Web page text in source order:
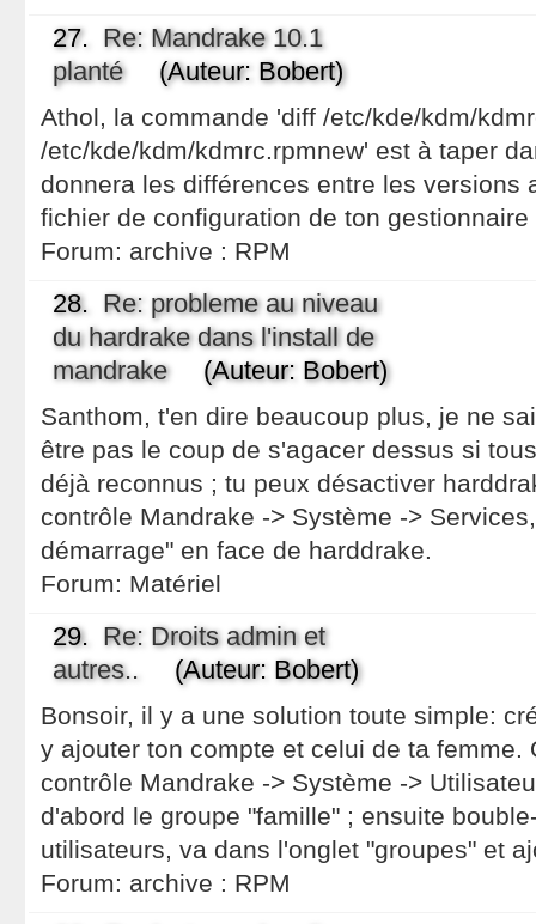
27. Re: Mandrake 10.1
planté(Auteur: Bobert)
Athol, la commande 'diff /etc/kde/kdm/
/etc/kde/kdm/kdmrc.rpmnew' est à taper
donnera les différences entre les versions
fichier de configuration de ton
Forum: archive : RPM
28. Re: probleme au niveau
du hardrake dans l'install de
mandrake(Auteur: Bobert)
Santhom, t'en dire beaucoup plus, je ne
être pas le coup de s'agacer dessus si
déjà reconnus ; tu peux désactiver
contrôle Mandrake -> Système ->
démarrage" en face de harddrake.
Forum: Matériel
29. Re: Droits admin et
autres.. (Auteur: Bobert)
Bonsoir, il y a une solution toute simple:
y ajouter ton compte et celui de ta femme.
contrôle Mandrake -> Système ->
d'abord le groupe "famille" ; ensuite
utilisateurs, va dans l'onglet "groupes" et
Forum: archive : RPM